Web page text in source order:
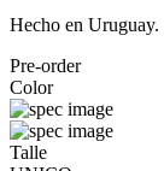
Hecho en Uruguay.
Pre-order
Color
Talle